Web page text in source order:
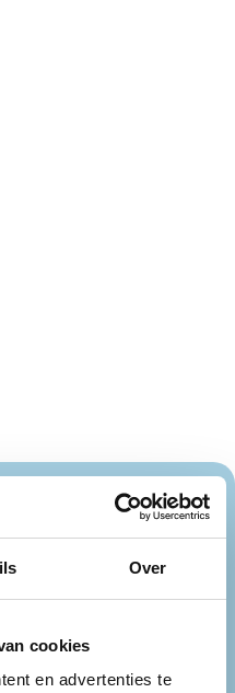
Over
cookies
en advertenties te
Noord-Brabant
Utrecht